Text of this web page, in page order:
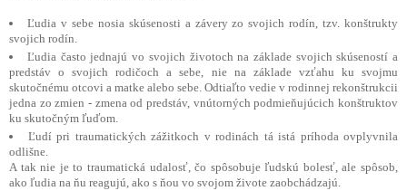
Ľudia v sebe nosia skúsenosti a závery zo svojich rodín, tzv. konštrukty
svojich rodín.
Ľudia často jednajú vo svojich životoch na základe svojich skúseností a
predstáv o svojich rodičoch a sebe, nie na základe vzťahu ku svojmu
skutočnému otcovi a matke alebo sebe. Odtiaľto vedie v rodinnej rekonštrukcii
jedna zo zmien - zmena od predstáv, vnútorných podmieňujúcich konštruktov
ku skutočným ľuďom.
Ľudí pri traumatických zážitkoch v rodinách tá istá príhoda ovplyvnila
odlišne.
A tak nie je to traumatická udalosť, čo spôsobuje ľudskú bolesť, ale spôsob,
ako ľudia na ňu reagujú, ako s ňou vo svojom živote zaobchádzajú.